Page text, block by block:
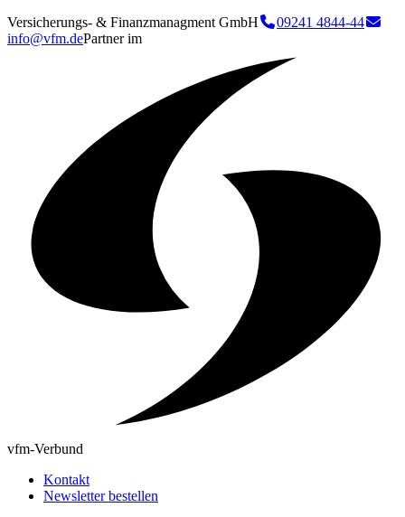
Versicherungs- & Finanzmanagment GmbH
09241 4844-44
info@vfm.dePartner im
vfm-Verbund
Kontakt
Newsletter bestellen